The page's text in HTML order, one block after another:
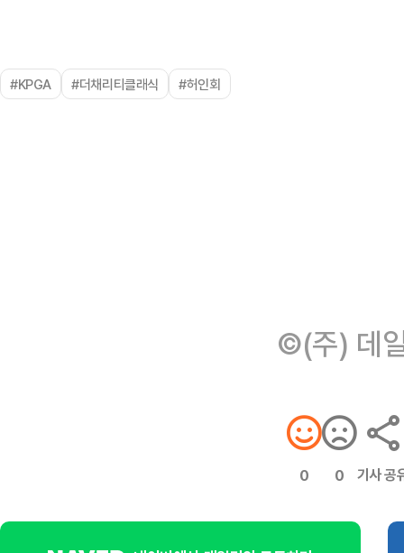
#KPGA #더채리티클래식 #허인회
©(주) 데
0 0 기사 공